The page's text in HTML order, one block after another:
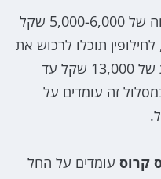
תוכלו לרכוש בהנחה של 5,000-6,000 שקל
לחילופין תוכלו לרכוש את
הדגם במסלול אפס ק"מ בהנחות של 13,000 שקל עד
במסלול זה עומדים על
קרוס עומדים על החל